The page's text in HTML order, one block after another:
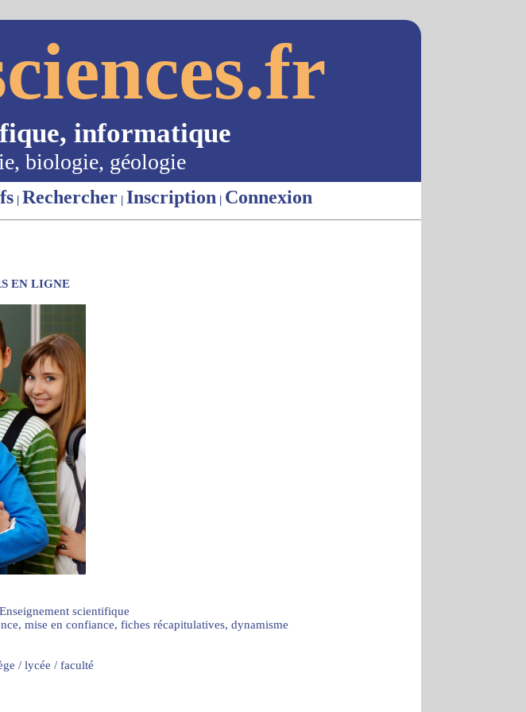
informatique
biologie, géologie
| Rechercher | Inscription | Connexion
EN LIGNE
scientifique
mise en confiance, fiches récapitulatives, dynamisme
/ lycée / faculté